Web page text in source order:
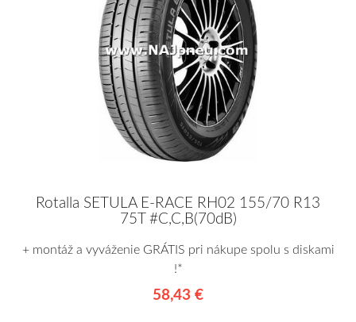
Rotalla SETULA E-RACE RH02 155/70 R13
75T #C,C,B(70dB)
+ montáž a vyváženie GRÁTIS pri nákupe spolu s diskami
!*
58,43 €